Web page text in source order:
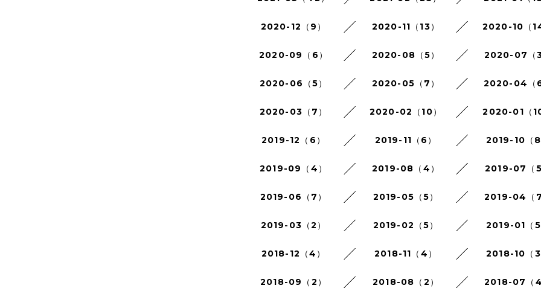
2020-12（9） 2020-11（13） 2020-10（14
2020-09（6） 2020-08（5） 2020-07（3
2020-06（5） 2020-05（7） 2020-04（6
2020-03（7） 2020-02（10） 2020-01（10
2019-12（6） 2019-11（6） 2019-10（8
2019-09（4） 2019-08（4） 2019-07（5
2019-06（7） 2019-05（5） 2019-04（7
2019-03（2） 2019-02（5） 2019-01（5
2018-12（4） 2018-11（4） 2018-10（3
2018-09（2） 2018-08（2） 2018-07（4